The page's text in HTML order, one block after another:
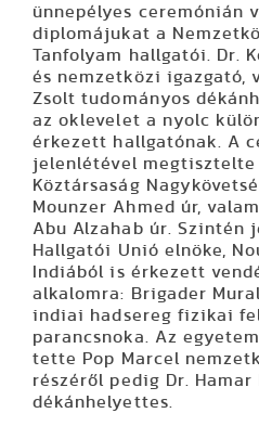
ünnepélyes ceremónián
diplomájukat a
Tanfolyam hallgatói. Dr.
és nemzetközi igazgató,
Zsolt tudományos
az oklevelet a nyolc
érkezett hallgatónak. A
jelenlétével
Köztársaság
Mounzer Ahmed úr,
Abu Alzahab úr. Szintén
Hallgatói Unió elnöke,
Indiából is érkezett
alkalomra: Brigader
indiai hadsereg fizikai
parancsnoka. Az
tette Pop Marcel
részéről pedig Dr.
dékánhelyettes.